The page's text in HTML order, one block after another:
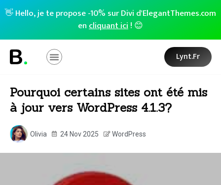
👋 Hello, je te propose -10% sur Divi d'ElegantThemes.com
encliquant ici! 😊
Lynt.fr
Pourquoi certains sites ont été mis
à jour vers WordPress 4.1.3?
Olivia 24 Nov 2025 WordPress